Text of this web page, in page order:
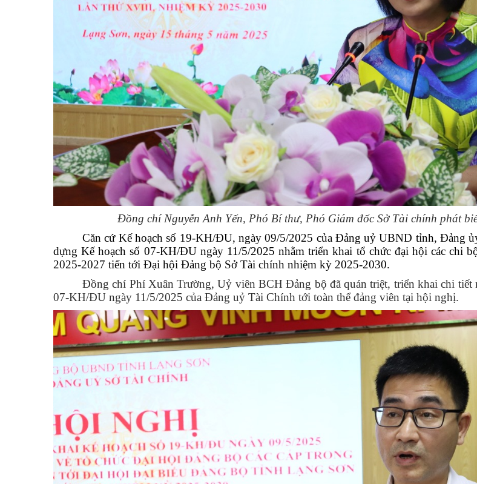
Đồng chí Nguyễn Anh Yến, Phó Bí thư, Phó Giám đốc Sở Tài chính phát
Căn cứ Kế hoạch số 19-KH/ĐU, ngày 09/5/2025 của Đảng uỷ UBND tỉnh, Đảng
dựng Kế hoạch số 07-KH/ĐU ngày 11/5/2025 nhằm triển khai tổ chức đại hội các chi
2025-2027 tiến tới Đại hội Đảng bộ Sở Tài chính nhiệm kỳ 2025-2030.
Đồng chí Phí Xuân Trường, Uỷ viên BCH Đảng bộ đã quán triệt, triển khai chi tiết
07-KH/ĐU ngày 11/5/2025 của Đảng uỷ Tài Chính tới toàn thể đảng viên tại hội nghị.